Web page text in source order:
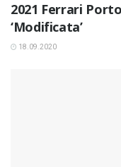
2021 Ferrari
‘Modificata’
18.09.2020